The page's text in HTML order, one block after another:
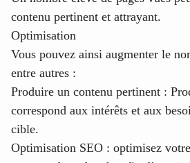
contenu pertinent et attrayant.
Optimisation
Vous pouvez ainsi augmenter le
entre autres :
Produire un contenu pertinent :
correspond aux intérêts et aux
cible.
Optimisation SEO : optimisez